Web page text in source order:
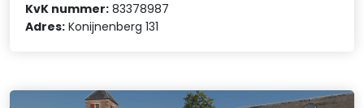
KvK nummer: 83378987
Adres: Konijnenberg 131